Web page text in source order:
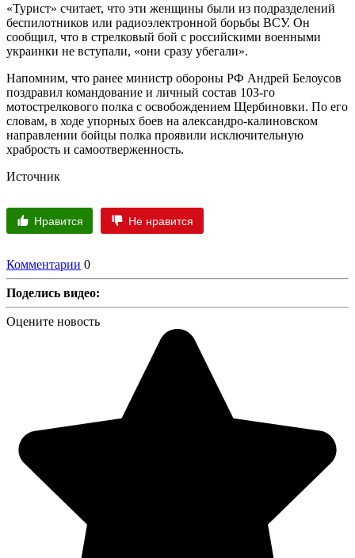
«Турист» считает, что эти женщины были из подразделений
беспилотников или радиоэлектронной борьбы ВСУ. Он
сообщил, что в стрелковый бой с российскими военными
украинки не вступали, «они сразу убегали».
Напомним, что ранее министр обороны РФ Андрей Белоусов
поздравил командование и личный состав 103-го
мотострелкового полка с освобождением Щербиновки. По его
словам, в ходе упорных боев на александро-калиновском
направлении бойцы полка проявили исключительную
храбрость и самоотверженность.
Источник
Нравится Не нравится
Комментарии 0
Поделись видео:
Оцените новость